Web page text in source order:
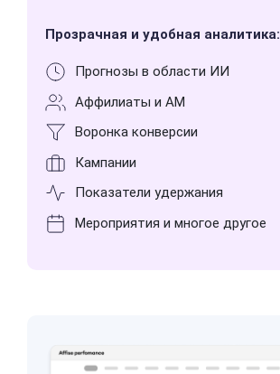
Прозрачная и удобная аналитика:
Прогнозы в области ИИ
Аффилиаты и АМ
Воронка конверсии
Кампании
Показатели удержания
Мероприятия и многое другое